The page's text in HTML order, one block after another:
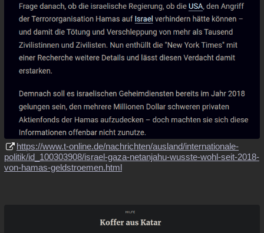
https://www.t-online.de/nachrichten/ausland/internationale-
politik/id_100303908/israel-gaza-netanjahu-wusste-wohl-seit-2018-
von-hamas-geldstroemen.html